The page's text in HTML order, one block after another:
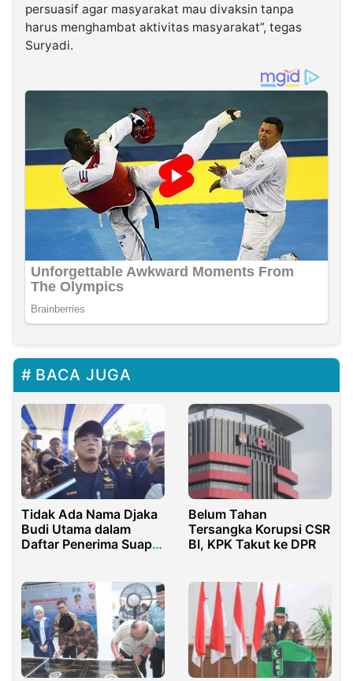
persuasif agar masyarakat mau divaksin tanpa
harus menghambat aktivitas masyarakat”, tegas
Suryadi.
BACA JUGA
Tidak Ada Nama Djaka
Budi Utama dalam
Daftar Penerima Suap
Belum Tahan
Tersangka Korupsi CSR
BI, KPK Takut ke DPR